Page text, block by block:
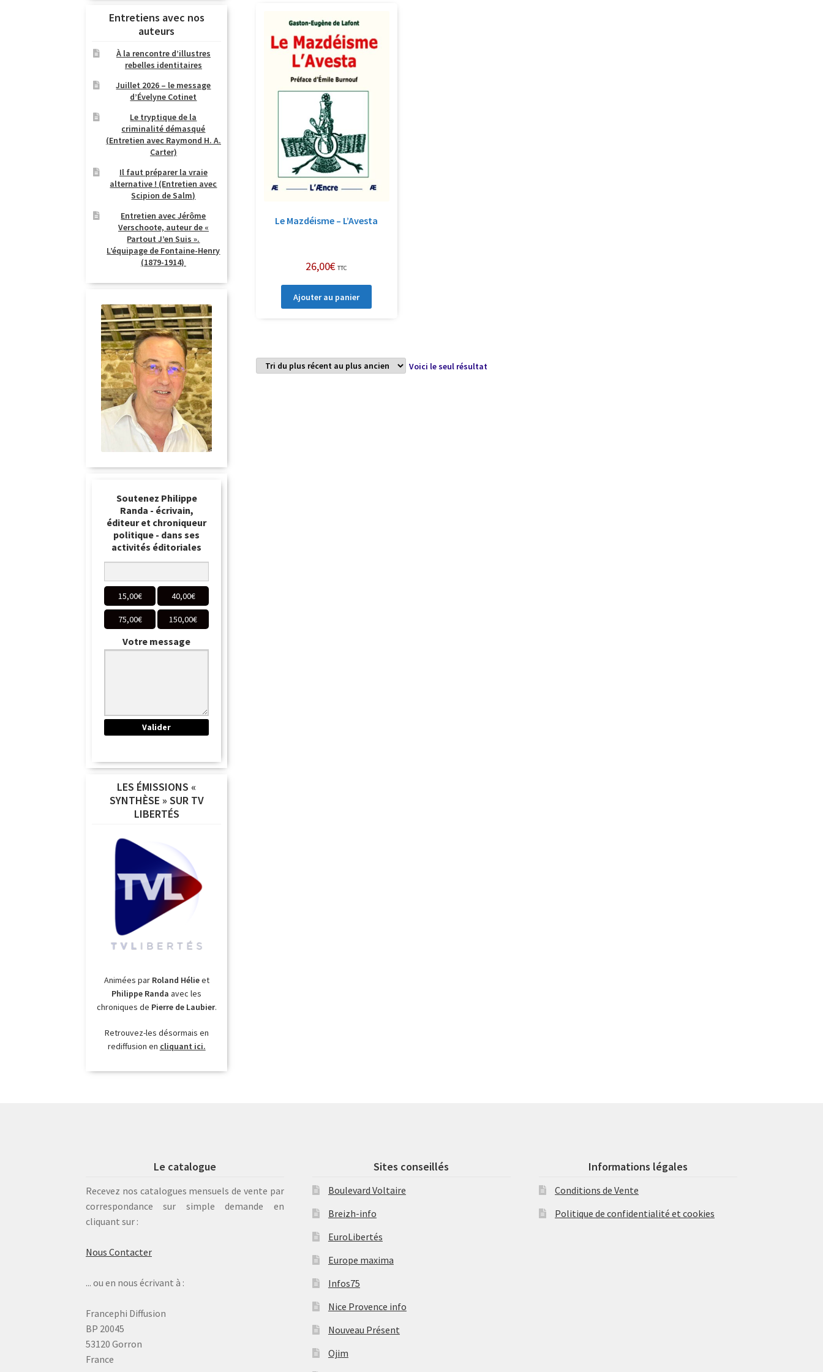
Le Mazdéisme – L’Avesta
26,00€ TTC
Ajouter au panier
Voici le seul résultat
Entretiens avec nos
auteurs
À la rencontre d’illustres
rebelles identitaires
Juillet 2026 – le message
d’Évelyne Cotinet
Le tryptique de la
criminalité démasqué
(Entretien avec Raymond H. A.
Carter)
Il faut préparer la vraie
alternative ! (Entretien avec
Scipion de Salm)
Entretien avec Jérôme
Verschoote, auteur de «
Partout J’en Suis ».
L’équipage de Fontaine-Henry
(1879-1914)
Soutenez Philippe
Randa - écrivain,
éditeur et chroniqueur
politique - dans ses
activités éditoriales
15,00€ 40,00€
75,00€ 150,00€
Votre message
LES ÉMISSIONS «
SYNTHÈSE » SUR TV
LIBERTÉS
Animées par Roland Hélieet
Philippe Randa avec les
chroniques de Pierre de Laubier.
Retrouvez-les désormais en
rediffusion en cliquant ici.
Le catalogue
Recevez nos catalogues mensuels de vente par
correspondance sur simple demande en
cliquant sur :
Nous Contacter
... ou en nous écrivant à :
Francephi Diffusion
BP 20045
53120 Gorron
France
Sites conseillés
Boulevard Voltaire
Breizh-info
EuroLibertés
Europe maxima
Infos75
Nice Provence info
Nouveau Présent
Ojim
Informations légales
Conditions de Vente
Politique de confidentialité et cookies